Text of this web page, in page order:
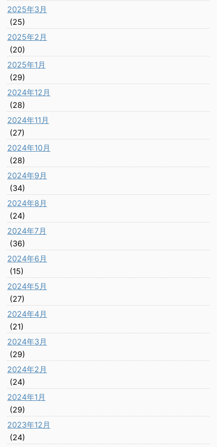
2025年3月
(25)
2025年2月
(20)
2025年1月
(29)
2024年12月
(28)
2024年11月
(27)
2024年10月
(28)
2024年9月
(34)
2024年8月
(24)
2024年7月
(36)
2024年6月
(15)
2024年5月
(27)
2024年4月
(21)
2024年3月
(29)
2024年2月
(24)
2024年1月
(29)
2023年12月
(24)